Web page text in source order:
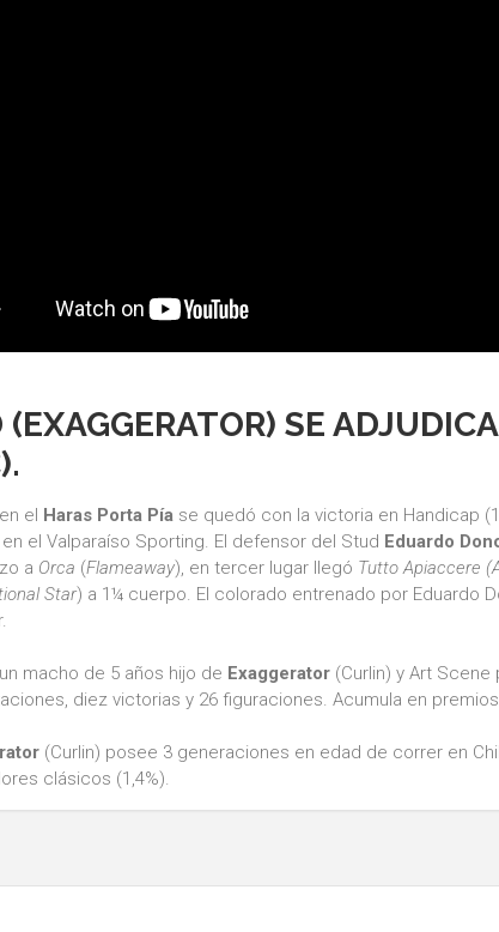
(EXAGGERATOR) SE
el Haras Porta Píase quedó con la victoria en Handicap
el Valparaíso Sporting. El defensor del Stud Eduardo
a Orca (Flameaway), en tercer lugar llegó Tutto Apiaccere
Star) a 1¼ cuerpo. El colorado entrenado por Eduardo
macho de 5 años hijo de Exaggerator(Curlin) y Art Scene
diez victorias y 26 figuraciones. Acumula en premios
(Curlin) posee 3 generaciones en edad de correr en
clásicos (1,4%).